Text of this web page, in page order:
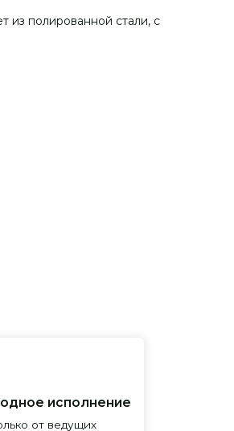
из полированной стали, с